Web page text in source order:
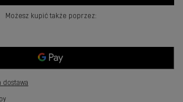
Możesz kupić także poprzez:
dostawa